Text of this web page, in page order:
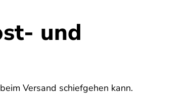
und
Versand schiefgehen kann.